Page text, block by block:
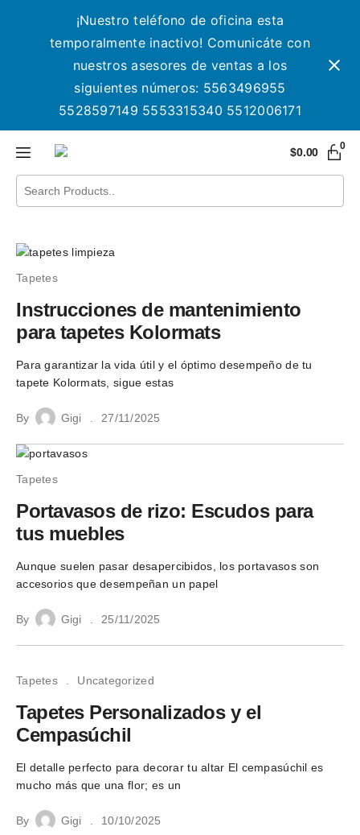
¡Nuestro teléfono de oficina esta
temporalmente inactivo! Comunicáte con
nuestros asesores de ventas a los
siguientes números: 5563496955
5528597149 5553315340 5512006171
$0.00
0
Tapetes
Instrucciones de mantenimiento
para tapetes Kolormats
Para garantizar la vida útil y el óptimo desempeño de tu
tapete Kolormats, sigue estas
By Gigi 27/11/2025
Tapetes
Portavasos de rizo: Escudos para
tus muebles
Aunque suelen pasar desapercibidos, los portavasos son
accesorios que desempeñan un papel
By Gigi 25/11/2025
Tapetes Uncategorized
Tapetes Personalizados y el
Cempasúchil
El detalle perfecto para decorar tu altar El cempasúchil es
mucho más que una flor; es un
By Gigi 10/10/2025